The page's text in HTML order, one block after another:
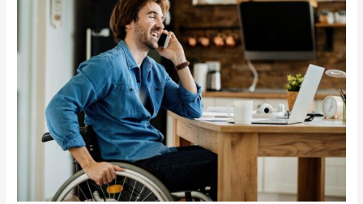
persone
disabilità:
opportunità
incentivi